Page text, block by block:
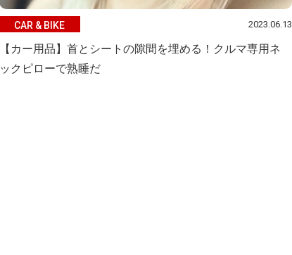
CAR & BIKE 2023.06.13
【カー用品】首とシートの隙間を埋める！クルマ専用ネ
ックピローで熟睡だ